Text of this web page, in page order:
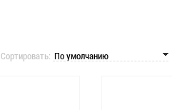
Сортировать: